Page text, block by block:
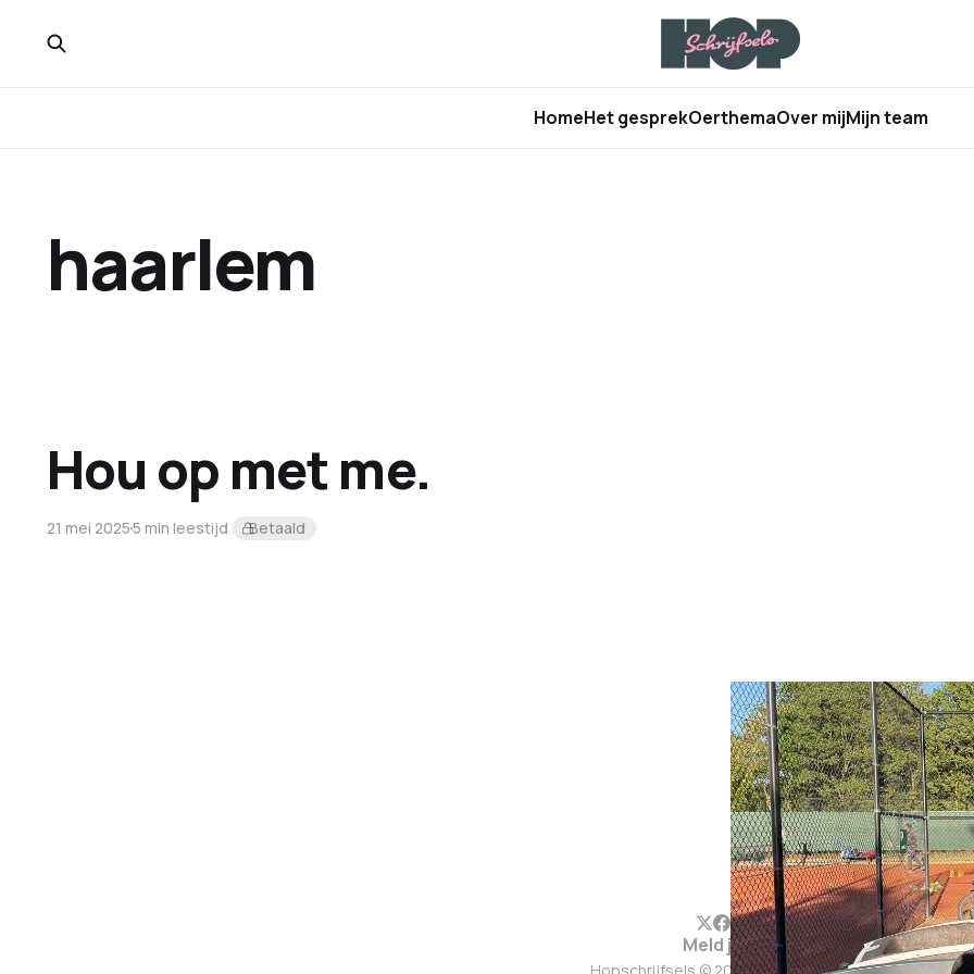
HomeHet gesprekOerthemaOver mijMijn team
haarlem
Hou op met me.
21 mei 20255 min leestijd Betaald
Meld je aan